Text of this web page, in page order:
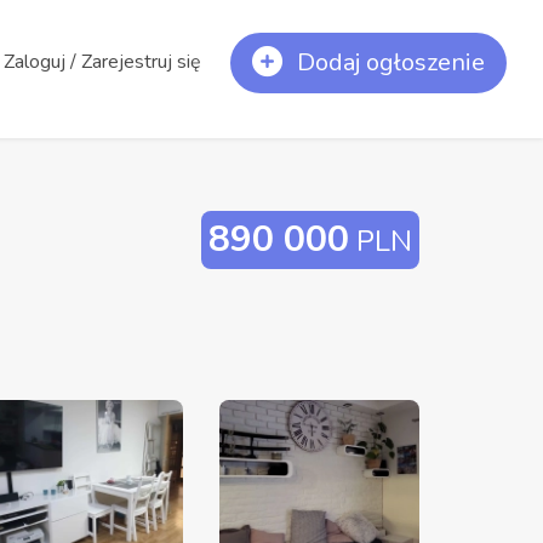
/ Zarejestruj się Dodaj ogłoszenie
890 000 PLN